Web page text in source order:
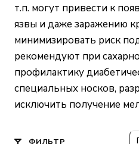
т.п. могут привести к
язвы и даже заражению
минимизировать риск
рекомендуют при
профилактику
специальных носков,
исключить получение
ФИЛЬТР